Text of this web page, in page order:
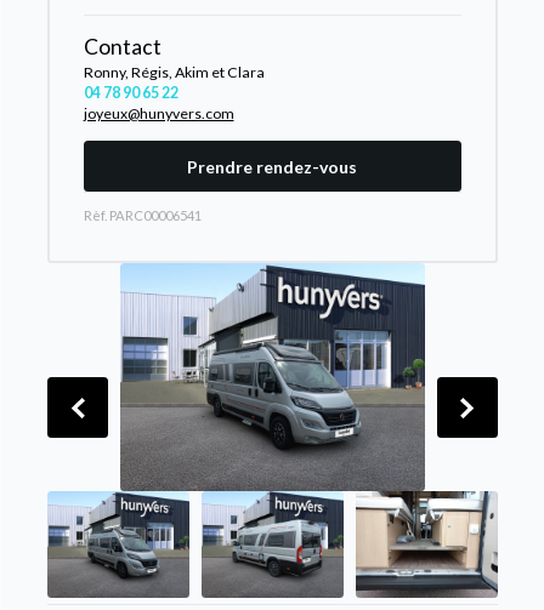
Contact
Ronny, Régis, Akim et Clara
04 78 90 65 22
joyeux@hunyvers.com
Prendre rendez-vous
Rèf. PARC00006541